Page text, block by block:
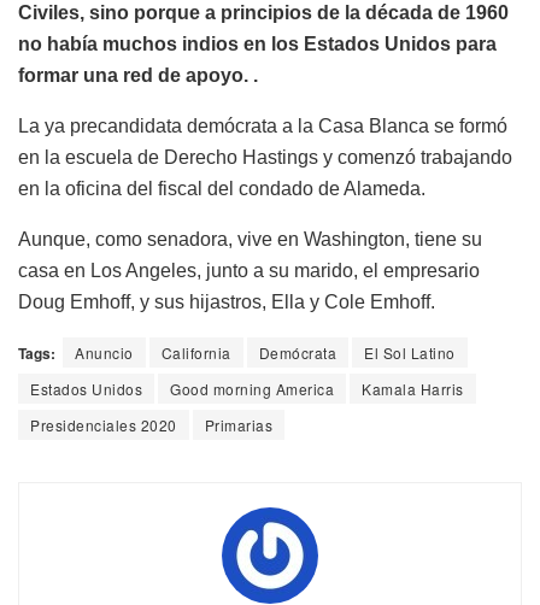
Civiles, sino porque a principios de la década de 1960
no había muchos indios en los Estados Unidos para
formar una red de apoyo. .
La ya precandidata demócrata a la Casa Blanca se formó
en la escuela de Derecho Hastings y comenzó trabajando
en la oficina del fiscal del condado de Alameda.
Aunque, como senadora, vive en Washington, tiene su
casa en Los Angeles, junto a su marido, el empresario
Doug Emhoff, y sus hijastros, Ella y Cole Emhoff.
Tags: Anuncio California Demócrata
El Sol Latino
Estados Unidos
Good morning America
Kamala Harris
Presidenciales 2020
Primarias